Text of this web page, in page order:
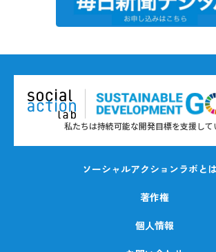
私たちは持続可能な開発目標を支援して
ソーシャルアクションラボと
著作権
個人情報